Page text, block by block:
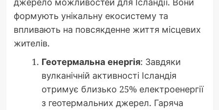
формують унікальну екосистему та
впливають на повсякденне життя місцевих
жителів.
Геотермальна енергія: Завдяки
вулканічній активності Ісландія
отримує близько 25% електроенергії
з геотермальних джерел. Гаряча